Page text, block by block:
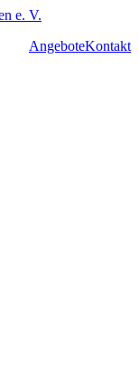
AngeboteKontakt